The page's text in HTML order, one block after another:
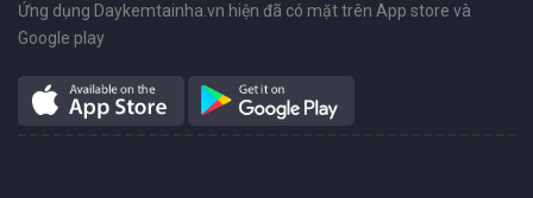
Ứng dụng Daykemtainha.vn hiện đã có mặt trên App store và
Google play